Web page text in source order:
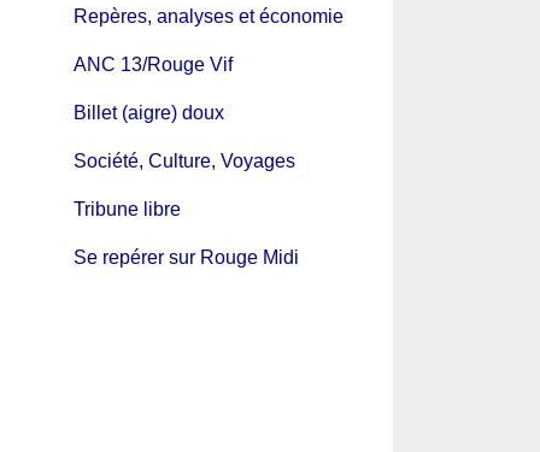
Repères, analyses et économie
ANC 13/Rouge Vif
Billet (aigre) doux
Société, Culture, Voyages
Tribune libre
Se repérer sur Rouge Midi